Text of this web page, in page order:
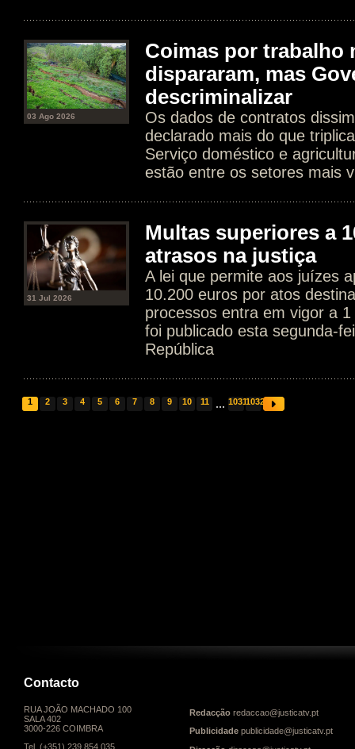
03 Ago 2026
Coimas por trabalho
dispararam, mas
descriminalizar
Os dados de contratos
declarado mais do que
Serviço doméstico e
estão entre os setores mais
31 Jul 2026
Multas superiores a
atrasos na justiça
A lei que permite aos juízes
10.200 euros por atos
processos entra em vigor a
foi publicado esta segunda-
República
1 2 3 4 5 6 7 8 9 10 11 ... 10311032
Contacto
RUA JOÃO MACHADO 100
SALA 402
3000-226 COIMBRA
Tel. (+351) 239 854 035
Redacção redaccao@justicatv.pt
Publicidade publicidade@justicatv.pt